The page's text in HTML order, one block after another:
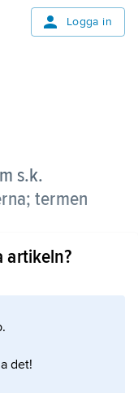
Logga in
s.k.
termen
har
artikeln?
det!